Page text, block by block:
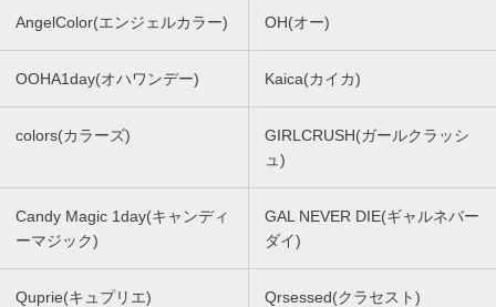
AngelColor(エンジェルカラー) OH(オー)
OOHA1day(オハワンデー) Kaica(カイカ)
colors(カラーズ)
GIRLCRUSH(ガールクラッシ
ュ)
Candy Magic 1day(キャンディ
ーマジック)
GAL NEVER DIE(ギャルネバー
ダイ)
Quprie(キュプリエ) Qrsessed(クラセスト)